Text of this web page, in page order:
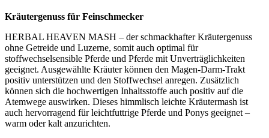
Kräutergenuss für Feinschmecker
HERBAL HEAVEN MASH – der schmackhafter Kräutergenuss
ohne Getreide und Luzerne, somit auch optimal für
stoffwechselsensible Pferde und Pferde mit Unverträglichkeiten
geeignet. Ausgewählte Kräuter können den Magen-Darm-Trakt
positiv unterstützen und den Stoffwechsel anregen. Zusätzlich
können sich die hochwertigen Inhaltsstoffe auch positiv auf die
Atemwege auswirken. Dieses himmlisch leichte Kräutermash ist
auch hervorragend für leichtfuttrige Pferde und Ponys geeignet –
warm oder kalt anzurichten.